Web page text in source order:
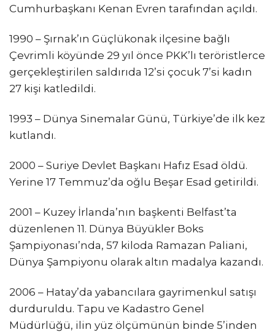
Cumhurbaşkanı Kenan Evren tarafından açıldı.
1990 – Şırnak’ın Güçlükonak ilçesine bağlı
Çevrimli köyünde 29 yıl önce PKK’lı teröristlerce
gerçekleştirilen saldırıda 12’si çocuk 7’si kadın
27 kişi katledildi.
1993 – Dünya Sinemalar Günü, Türkiye’de ilk kez
kutlandı.
2000 – Suriye Devlet Başkanı Hafız Esad öldü.
Yerine 17 Temmuz’da oğlu Beşar Esad getirildi.
2001 – Kuzey İrlanda’nın başkenti Belfast’ta
düzenlenen 11. Dünya Büyükler Boks
Şampiyonası’nda, 57 kiloda Ramazan Paliani,
Dünya Şampiyonu olarak altın madalya kazandı.
2006 – Hatay’da yabancılara gayrimenkul satışı
durduruldu. Tapu ve Kadastro Genel
Müdürlüğü, ilin yüz ölçümünün binde 5’inden